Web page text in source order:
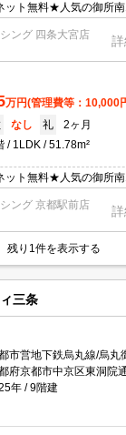
ット無料★人気の御所
ング 四条大宮店
万円(管理費等：10,000
なし 礼
2ヶ月
1LDK 51.78m²
ット無料★人気の御所
ング 京都駅前店
残り1件を表示する
三条
市営地下鉄烏丸線/烏丸
府京都市中京区東洞院
年
9階建